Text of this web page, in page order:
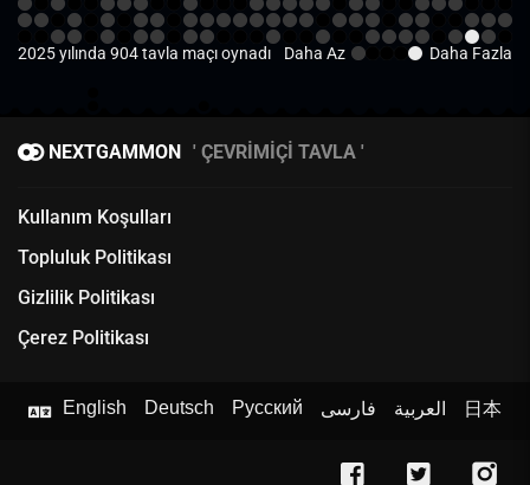
2025 yılında 904 tavla maçı oynadı Daha Az Daha Fazla
NEXTGAMMON ÇEVRIMIÇI TAVLA
Kullanım Koşulları
Topluluk Politikası
Gizlilik Politikası
Çerez Politikası
English Deutsch Русский فارسی العربية 日本